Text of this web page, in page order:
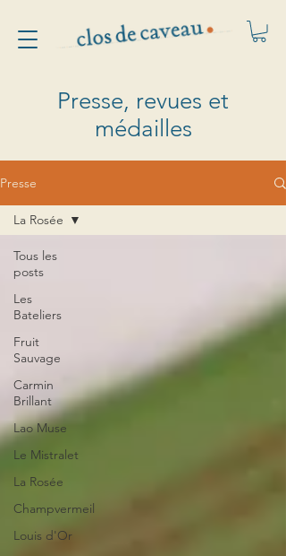
Presse, revues et
médailles
Presse
Tous les
posts
Les
Bateliers
Fruit
Sauvage
Carmin
Brillant
Lao Muse
Le Mistralet
La Rosée
Champvermeil
Louis d'Or
La Rosée